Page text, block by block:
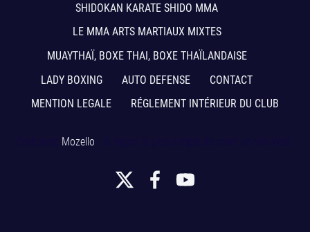
SHIDOKAN KARATE SHIDO MMA
LE MMA ARTS MARTIAUX MIXTES
MUAYTHAÏ, BOXE THAI, BOXE THAÏLANDAISE
LADY BOXING
AUTO DEFENSE
CONTACT
MENTION LEGALE
RÉGLEMENT INTÉRIEUR DU CLUB
Mozello